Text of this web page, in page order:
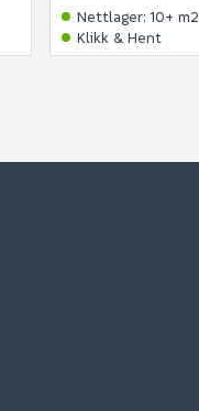
Nettlager:10+ m2
Klikk & Hent